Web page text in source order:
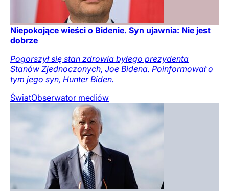
Niepokojące wieści o Bidenie. Syn ujawnia: Nie jest
dobrze
Pogorszył się stan zdrowia byłego prezydenta
Stanów Zjednoczonych, Joe Bidena. Poinformował o
tym jego syn, Hunter Biden.
ŚwiatObserwator mediów